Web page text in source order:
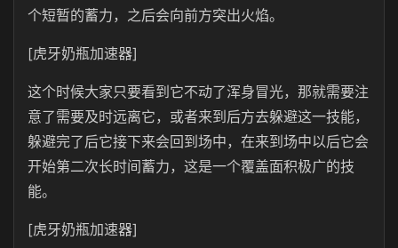
个短暂的蓄力，之后会向前方突出火焰。
[虎牙奶瓶加速器]
这个时候大家只要看到它不动了浑身冒光，那就需要注
意了需要及时远离它，或者来到后方去躲避这一技能，
躲避完了后它接下来会回到场中，在来到场中以后它会
开始第二次长时间蓄力，这是一个覆盖面积极广的技
能。
[虎牙奶瓶加速器]